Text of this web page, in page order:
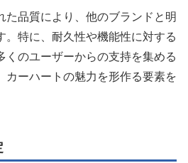
た品質により、他のブランドと明
。特に、耐久性や機能性に対する
くのユーザーからの支持を集める
カーハートの魅力を形作る要素を